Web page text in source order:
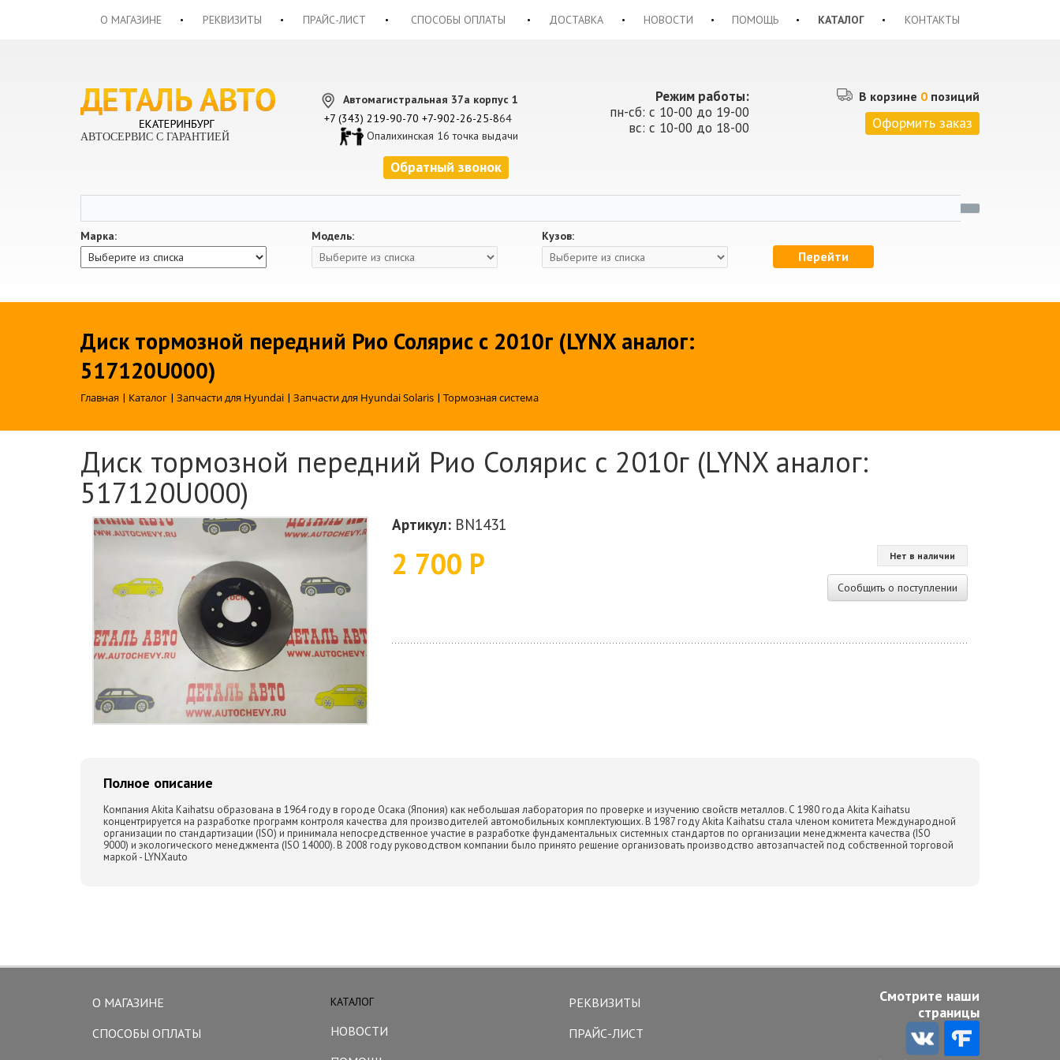
О МАГАЗИНЕ РЕКВИЗИТЫ ПРАЙС-ЛИСТ СПОСОБЫ ОПЛАТЫ ДОСТАВКА НОВОСТИ ПОМОЩЬ КАТАЛОГ КОНТАКТЫ
АВТОСЕРВИС С ГАРАНТИЕЙ
Автомагистральная 37а корпус 1
+7 (343) 219-90-70 +7-902-26-25-864
Опалихинская 16 точка выдачи
Обратный звонок
Режим работы:
пн-сб: с 10-00 до 19-00
вс: с 10-00 до 18-00
В корзине 0 позиций
Оформить заказ
Марка: Модель: Кузов:
Перейти
Диск тормозной передний Рио Солярис с 2010г (LYNX аналог:
517120U000)
Главная | Каталог | Запчасти для Hyundai | Запчасти для Hyundai Solaris | Тормозная система
Диск тормозной передний Рио Солярис с 2010г (LYNX аналог:
517120U000)
Артикул: BN1431
2 700 Р Нет в наличии
Сообщить о поступлении
Полное описание
Компания Akita Kaihatsu образована в 1964 году в городе Осака (Япония) как небольшая лаборатория по проверке и изучению свойств металлов. С 1980 года Akita Kaihatsu
концентрируется на разработке программ контроля качества для производителей автомобильных комплектующих. В 1987 году Akita Kaihatsu стала членом комитета Международной
организации по стандартизации (ISO) и принимала непосредственное участие в разработке фундаментальных системных стандартов по организации менеджмента качества (ISO
9000) и экологического менеджмента (ISO 14000). В 2008 году руководством компании было принято решение организовать производство автозапчастей под собственной торговой
маркой - LYNXauto
О МАГАЗИНЕ
СПОСОБЫ ОПЛАТЫ
КАТАЛОГ
НОВОСТИ
РЕКВИЗИТЫ
ПРАЙС-ЛИСТ
Смотрите наши
страницы